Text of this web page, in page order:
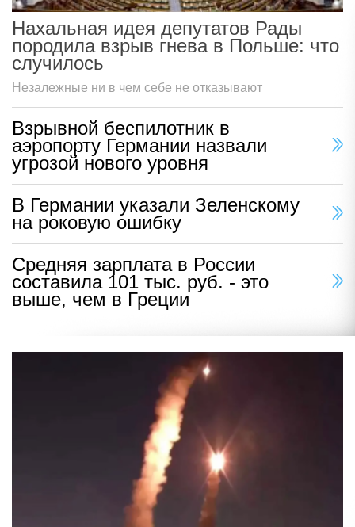
Нахальная идея депутатов Рады
породила взрыв гнева в Польше: что
случилось
Незалежные ни в чем себе не отказывают
Взрывной беспилотник в
аэропорту Германии назвали
угрозой нового уровня
В Германии указали Зеленскому
на роковую ошибку
Средняя зарплата в России
составила 101 тыс. руб. - это
выше, чем в Греции